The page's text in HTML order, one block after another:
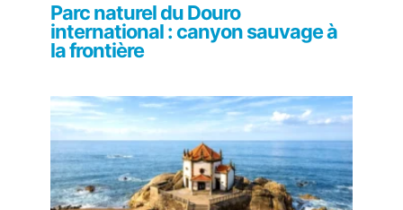
Parc naturel du Douro
international : canyon sauvage à
la frontière